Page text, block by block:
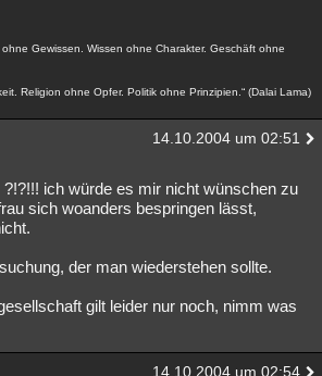
ohne Gewissen. Wissen ohne Charakter. Geschäft ohne
Religion ohne Opfer. Politik ohne Prinzipien.“ (Dalai Lama)
14.10.2004 um 02:51
ich würde es mir nicht wünschen zu
sich woanders bespringen lässt,
der man wiederstehen sollte.
gilt leider nur noch, nimm was
14.10.2004 um 02:54